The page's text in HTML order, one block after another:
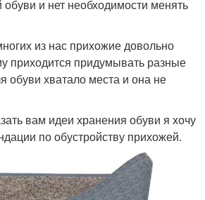
обуви и нет необходимости менять
из нас прихожие довольно
приходится придумывать разные
обуви хватало места и она не
вам идеи хранения обуви я хочу
по обустройству прихожей.